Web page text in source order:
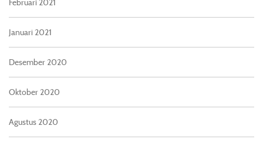
Februari 2021
Januari 2021
Desember 2020
Oktober 2020
Agustus 2020